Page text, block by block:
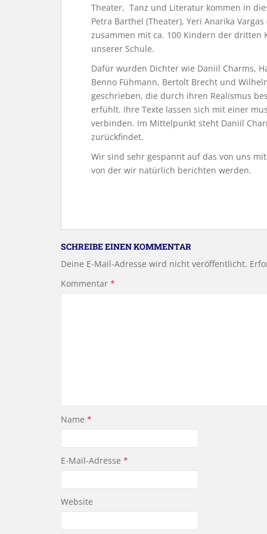
Theater, Tanz und Literatur kommen in
Petra Barthel (Theater), Yeri Anarika
zusammen mit ca. 100 Kindern der dritten
unserer Schule.
Dafür wurden Dichter wie Daniil Charms,
Benno Fühmann, Bertolt Brecht und
geschrieben, die durch ihren Realismus
erfühlt. Ihre Texte lassen sich mit einer
verbinden. Im Mittelpunkt steht Daniil
zurückfindet.
Wir sind sehr gespannt auf das von uns
von der wir natürlich berichten werden.
SCHREIBE EINEN KOMMENTAR
Deine E-Mail-Adresse wird nicht veröffentlicht.
Kommentar *
Name *
E-Mail-Adresse *
Website